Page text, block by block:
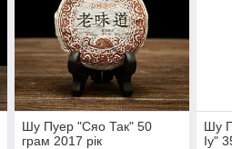
Шу Пуер "Сяо Так" 50
грам 2017 рік
Шу
Іу"